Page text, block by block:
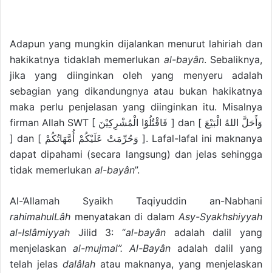
Adapun yang mungkin dijalankan menurut lahiriah dan
hakikatnya tidaklah memerlukan al-bayân. Sebaliknya,
jika yang diinginkan oleh yang menyeru adalah
sebagian yang dikandungnya atau bukan hakikatnya
maka perlu penjelasan yang diinginkan itu. Misalnya
firman Allah SWT [ فَاقْتُلُوْا الْمُشْرِكِيْنَ ] dan [ وَأَحَلَّ اللهُ الْبَيْعَ
] dan [ وَحُرِّمَتْ عَلَيْكُمْ أُمَّهَاتُكُمْ ]. Lafal-lafal ini maknanya
dapat dipahami (secara langsung) dan jelas sehingga
tidak memerlukan al-bayân”.
Al-‘Allamah Syaikh Taqiyuddin an-Nabhani
rahimahulLâh menyatakan di dalam Asy-Syakhshiyyah
al-Islâmiyyah Jilid 3: “al-bayân adalah dalil yang
menjelaskan al-mujmal”. Al-Bayân adalah dalil yang
telah jelas dalâlahatau maknanya, yang menjelaskan